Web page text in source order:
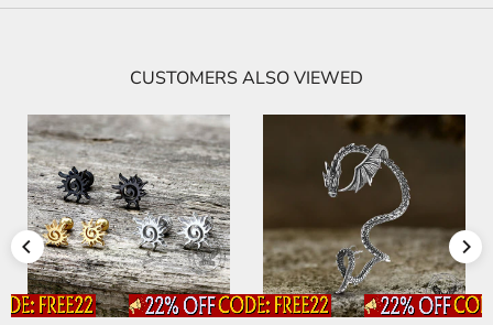
CUSTOMERS ALSO VIEWED